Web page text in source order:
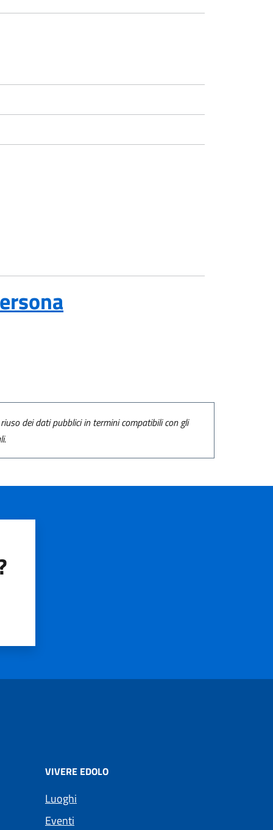
dei dati pubblici in termini compatibili con gli
VIVERE EDOLO
Luoghi
Eventi